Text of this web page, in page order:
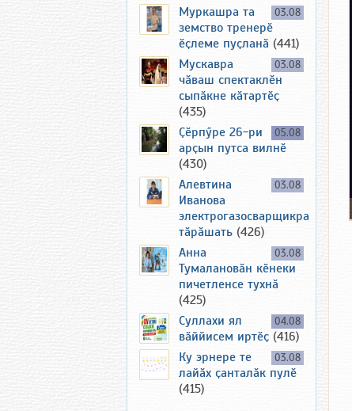
03.08
Муркашра та
земство тренерӗ
ӗҫлеме пуҫланӑ (441)
03.08
Мускавра
чӑваш спектаклӗн
сыпӑкне кӑтартӗҫ
(435)
05.08
Ҫӗрпӳре 26-ри
арҫын путса вилнӗ
(430)
03.08
Алевтина
Иванова
электрогазосварщикра
тӑрӑшать (426)
03.08
Анна
Тумалановӑн кӗнеки
пичетленсе тухнӑ
(425)
04.08
Суллахи ял
вӑййисем иртӗҫ (416)
03.08
Ку эрнере те
лайӑх ҫанталӑк пулӗ
(415)